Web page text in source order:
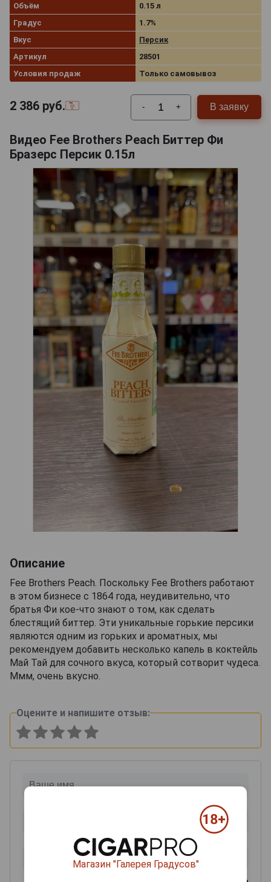
Объём
0.15 л
Градус
1.7%
Вкус
Персик
Артикул
28501
Условия продаж
Только самовывоз
2 386 руб. - + В заявку
Видео Fee Brothers Peach Биттер Фи
Бразерс Персик 0.15л
Описание
Fee Brothers Peach. Поскольку Fee Brothers работают
в этом бизнесе с 1864 года, неудивительно, что
братья Фи кое-что знают о том, как сделать
блестящий биттер. Эти уникальные горькие персики
являются одним из горьких и ароматных, мы
рекомендуем добавить несколько капель в коктейль
Май Тай для сочного вкуса, который сотворит чудеса.
Ммм, очень вкусно.
Оцените и напишите отзыв:
Магазин "Галерея Градусов"